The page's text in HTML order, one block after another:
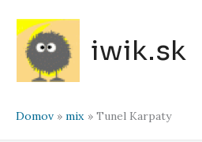
obsah
iwik.sk
Domov mix Tunel Karpaty